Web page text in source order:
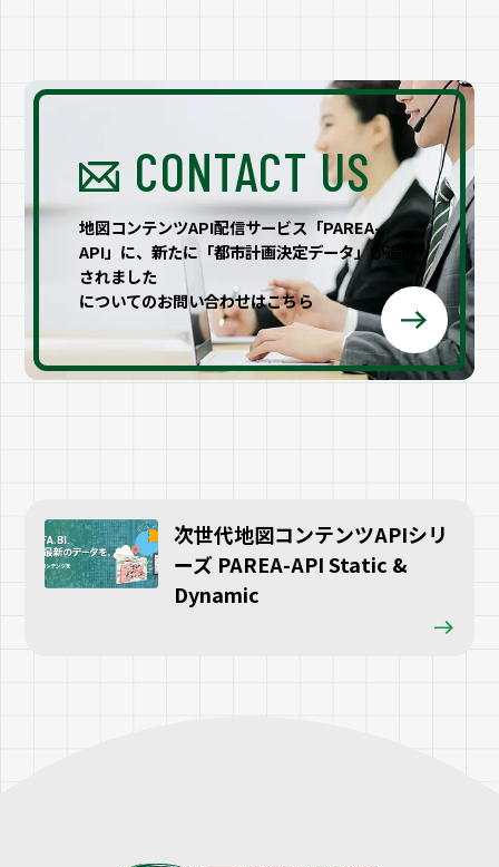
CONTACT US
地図コンテンツAPI配信サービス「PAREA-
API」に、新たに「都市計画決定データ」が追加
されました
についてのお問い合わせはこちら
次世代地図コンテンツAPIシリ
ーズ PAREA-API Static &
Dynamic